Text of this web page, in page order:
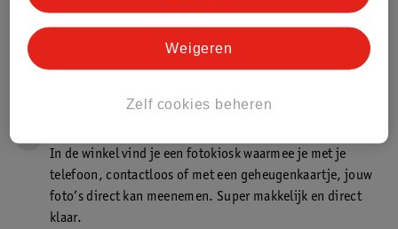
Kruidvat is een gecertificeerd drogist. Dit betekent dat je
winkel én online!
In de winkel vind je een fotokiosk waarmee je met je
telefoon, contactloos of met een geheugenkaartje, jouw
foto’s direct kan meenemen. Super makkelijk en direct
klaar.
Zelf cookies beheren
Weigeren